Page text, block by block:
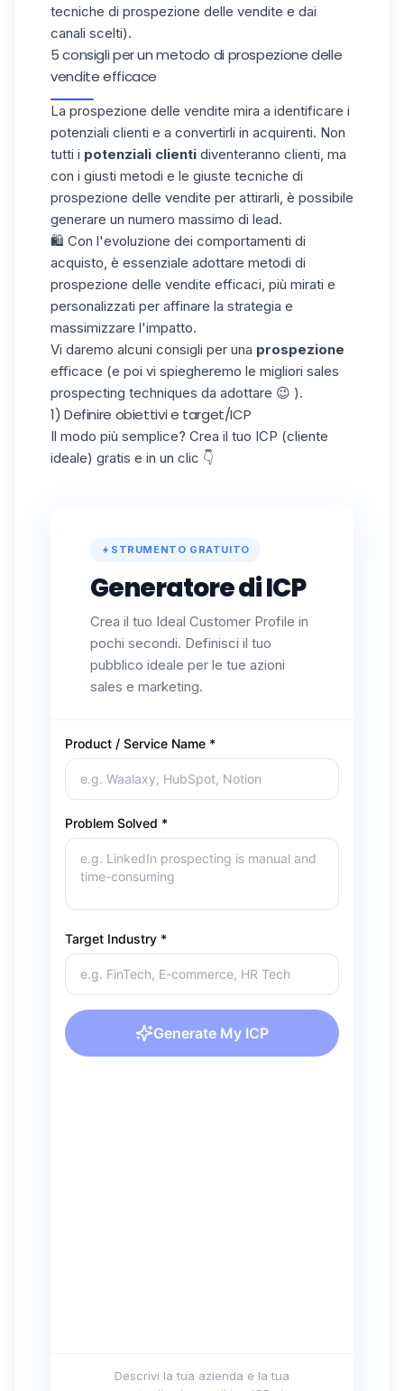
tecniche di prospezione delle vendite e dai
canali scelti).
5 consigli per un metodo di prospezione delle
vendite efficace
La prospezione delle vendite mira a identificare i
potenziali clienti e a convertirli in acquirenti. Non
tutti i potenziali clienti diventeranno clienti, ma
con i giusti metodi e le giuste tecniche di
prospezione delle vendite per attirarli, è possibile
generare un numero massimo di lead.
🛍️ Con l'evoluzione dei comportamenti di
acquisto, è essenziale adottare metodi di
prospezione delle vendite efficaci, più mirati e
personalizzati per affinare la strategia e
massimizzare l'impatto.
Vi daremo alcuni consigli per una prospezione
efficace (e poi vi spiegheremo le migliori sales
prospecting techniques da adottare 😉 ).
1) Definire obiettivi e target/ICP
Il modo più semplice? Crea il tuo ICP (cliente
ideale) gratis e in un clic 👇
STRUMENTO GRATUITO
Generatore di ICP
Crea il tuo Ideal Customer Profile in
pochi secondi. Definisci il tuo
pubblico ideale per le tue azioni
sales e marketing.
Descrivi la tua azienda e la tua